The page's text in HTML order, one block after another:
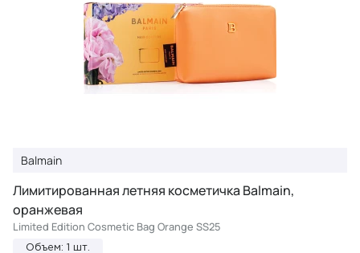
Balmain
Лимитированная летняя косметичка Balmain,
оранжевая
Limited Edition Cosmetic Bag Orange SS25
Объем: 1 шт.